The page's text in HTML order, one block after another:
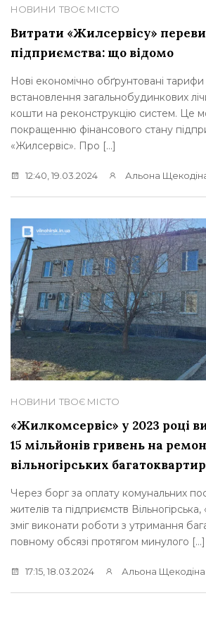
НОВИНИ ТВОЄ МІСТО
Витрати «Жилсервісу»
підприємства: що відомо
Нові економічно обґрунтовані
встановлення загальнобудинкових
кошти на реконструкцію систем. Це
покращенню фінансового стану
«Жилсервіс». Про […]
12:40, 19.03.2024 Альона
НОВИНИ ТВОЄ МІСТО
«Жилкомсервіс» у 2023 році
15 мільйонів гривень на
вільногірських
Через борг за оплату комунальних
жителів та підприємств
зміг виконати роботи з утримання
повному обсязі протягом минулого […]
17:15, 18.03.2024 Альона Щекодіна